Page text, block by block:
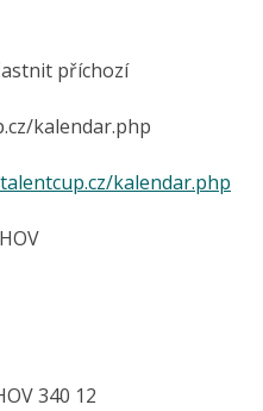
příchozí
kalendar.php
kalendar.php
340 12